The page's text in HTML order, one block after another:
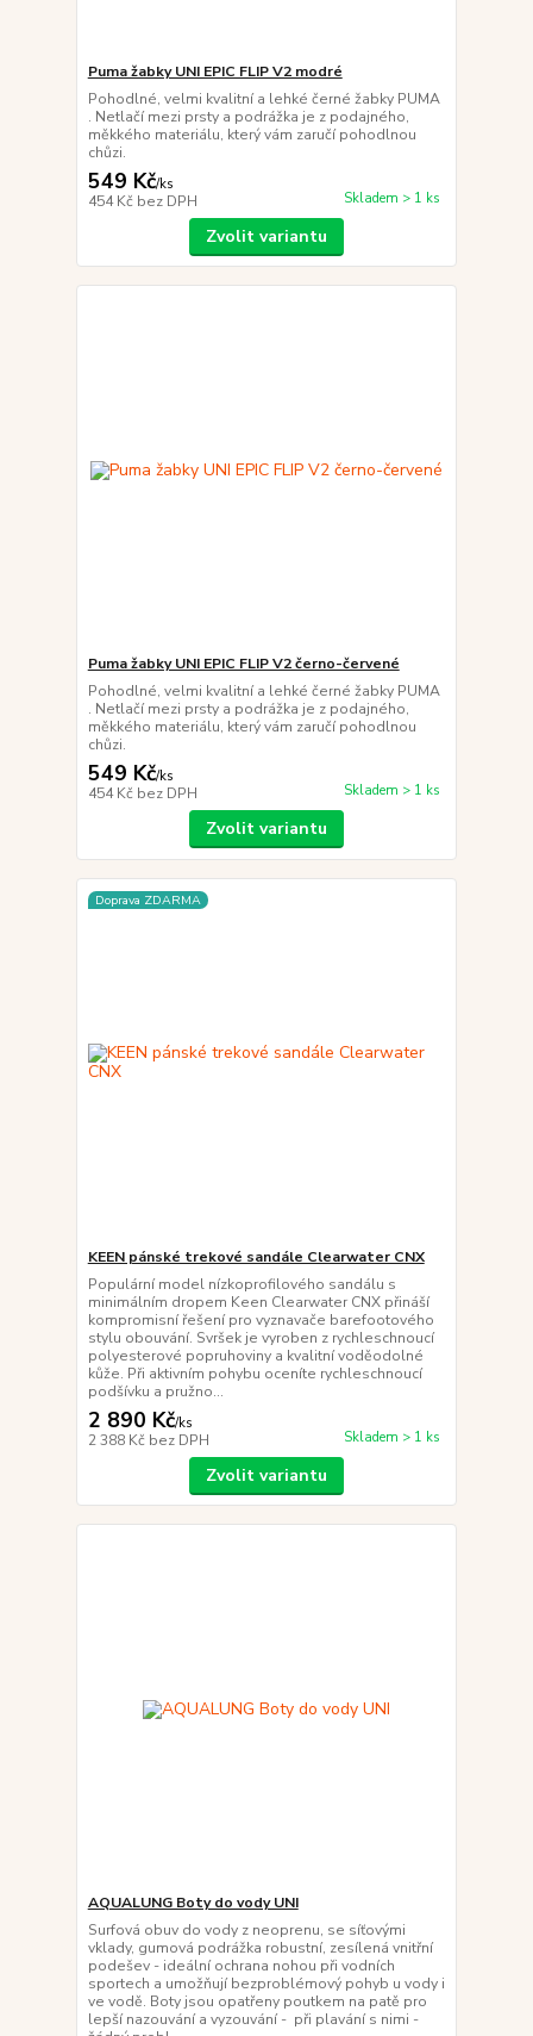
Puma žabky UNI EPIC FLIP V2 modré
Pohodlné, velmi kvalitní a lehké černé žabky PUMA
. Netlačí mezi prsty a podrážka je z podajného,
měkkého materiálu, který vám zaručí pohodlnou
chůzi.
549 Kč/ks
454 Kč bez DPH Skladem > 1 ks
Zvolit variantu
Puma žabky UNI EPIC FLIP V2 černo-červené
Pohodlné, velmi kvalitní a lehké černé žabky PUMA
. Netlačí mezi prsty a podrážka je z podajného,
měkkého materiálu, který vám zaručí pohodlnou
chůzi.
549 Kč/ks
454 Kč bez DPH Skladem > 1 ks
Zvolit variantu
Doprava ZDARMA
KEEN pánské trekové sandále Clearwater CNX
Populární model nízkoprofilového sandálu s
minimálním dropem Keen Clearwater CNX přináší
kompromisní řešení pro vyznavače barefootového
stylu obouvání. Svršek je vyroben z rychleschnoucí
polyesterové popruhoviny a kvalitní voděodolné
kůže. Při aktivním pohybu oceníte rychleschnoucí
podšívku a pružno...
2 890 Kč/ks
2 388 Kč bez DPH Skladem > 1 ks
Zvolit variantu
AQUALUNG Boty do vody UNI
Surfová obuv do vody z neoprenu, se síťovými
vklady, gumová podrážka robustní, zesílená vnitřní
podešev - ideální ochrana nohou při vodních
sportech a umožňují bezproblémový pohyb u vody i
ve vodě. Boty jsou opatřeny poutkem na patě pro
lepší nazouvání a vyzouvání - při plavání s nimi -